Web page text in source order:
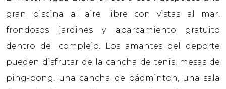
gran piscina al aire libre con vistas al mar,
frondosos jardines y aparcamiento gratuito
dentro del complejo. Los amantes del deporte
pueden disfrutar de la cancha de tenis, mesas de
ping-pong, una cancha de bádminton, una sala